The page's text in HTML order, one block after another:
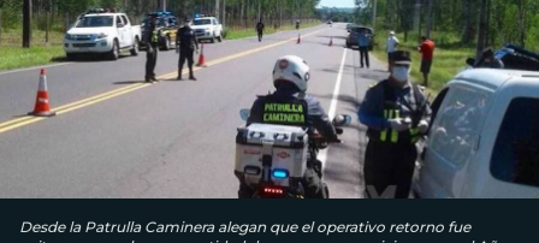
Desde la Patrulla Caminera alegan que el operativo retorno fue